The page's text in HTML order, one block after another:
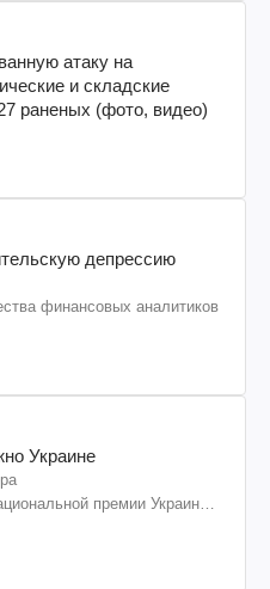
атаку на
и складские
раненых (фото, видео)
депрессию
финансовых аналитиков
Украине
премии Украины